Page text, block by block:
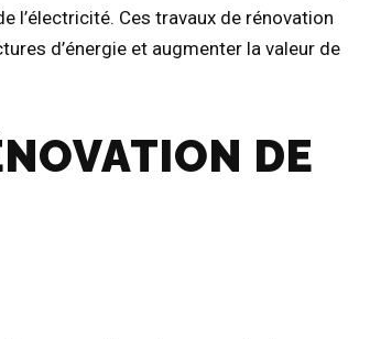
l’électricité. Ces travaux de rénovation
d’énergie et augmenter la valeur de
DE